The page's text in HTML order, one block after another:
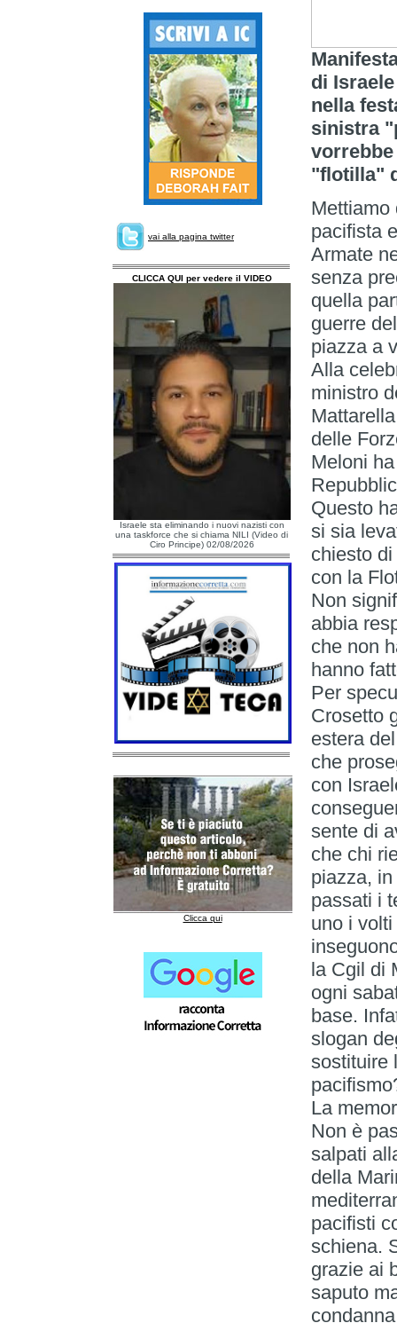
vai alla pagina twitter
CLICCA QUI per vedere il VIDEO
Israele sta eliminando i nuovi nazisti con
una taskforce che si chiama NILI (Video di
Ciro Principe) 02/08/2026
Clicca qui
di
nella
sinistra
"flotilla"
Mettiamo
pacifista
Armate
senza
quella
guerre
piazza a
Alla
ministro
delle
Meloni
Questo
si sia
chiesto
con la
Non
abbia
che non
hanno
Per
Crosetto
estera
che
con
sente di
che chi
piazza,
passati i
uno i
la Cgil di
ogni
base.
slogan
sostituire
La
Non è
salpati
della
pacifisti
schiena.
grazie ai
saputo